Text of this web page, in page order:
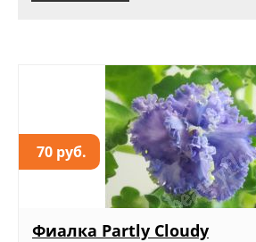
70 руб.
Фиалка Partly Cloudy